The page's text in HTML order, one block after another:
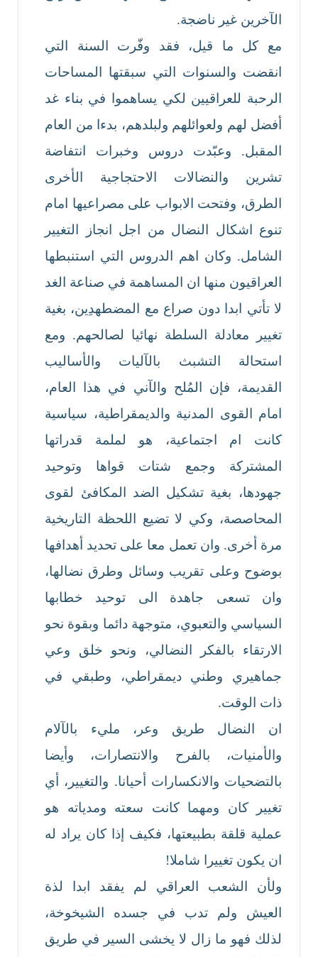
الآخرين غير ناضجة.
مع كل ما قيل، فقد وفّرت السنة التي
انقضت والسنوات التي سبقتها المساحات
الرحبة للعراقيين لكي يساهموا في بناء غد
أفضل لهم ولعوائلهم ولبلدهم، بدءا من العام
المقبل. وعبّدت دروس وخبرات انتفاضة
تشرين والنضالات الاحتجاجية الأخرى
الطرق، وفتحت الابواب على مصراعيها امام
تنوع اشكال النضال من اجل انجاز التغيير
الشامل. وكان اهم الدروس التي استنبطها
العراقيون منها ان المساهمة في صناعة الغد
لا تأتي ابدا دون صراع مع المضطهدِين، بغية
تغيير معادلة السلطة نهائيا لصالحهم. ومع
استحالة التشبث بالآليات والأساليب
القديمة، فإن المُلح والآني في هذا العام،
امام القوى المدنية والديمقراطية، سياسية
كانت ام اجتماعية، هو لملمة قدراتها
المشتركة وجمع شتات قواها وتوحيد
جهودها، بغية تشكيل الضد المكافئ لقوى
المحاصصة، وكي لا تضيع اللحظة التاريخية
مرة أخرى. وان تعمل معا على تحديد أهدافها
بوضوح وعلى تقريب وسائل وطرق نضالها،
وان تسعى جاهدة الى توحيد خطابها
السياسي والتعبوي، متوجهة دائما وبقوة نحو
الارتقاء بالفكر النضالي، ونحو خلق وعي
جماهيري وطني ديمقراطي، وطبقي في
ذات الوقت.
ان النضال طريق وعر، مليء بالآلام
والأمنيات، بالفرح والانتصارات، وأيضا
بالتضحيات والانكسارات أحيانا. والتغيير، أي
تغيير كان ومهما كانت سعته ومدياته هو
عملية قلقة بطبيعتها، فكيف إذا كان يراد له
ان يكون تغييرا شاملا!
ولأن الشعب العراقي لم يفقد ابدا لذة
العيش ولم تدب في جسده الشيخوخة،
لذلك فهو ما زال لا يخشى السير في طريق